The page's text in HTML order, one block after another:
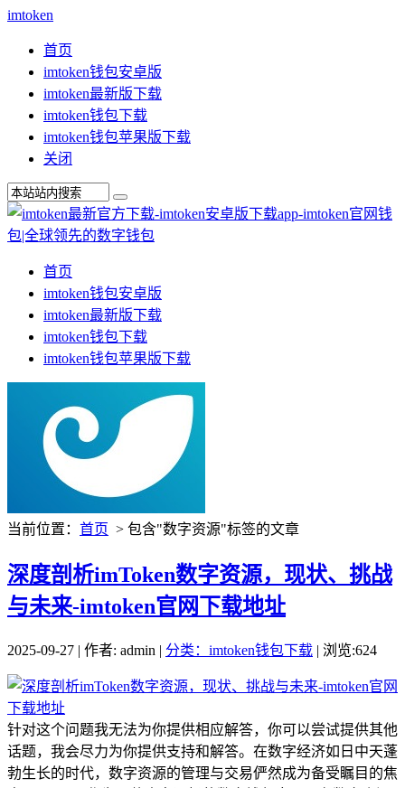
imtoken
首页
imtoken钱包安卓版
imtoken最新版下载
imtoken钱包下载
imtoken钱包苹果版下载
关闭
首页
imtoken钱包安卓版
imtoken最新版下载
imtoken钱包下载
imtoken钱包苹果版下载
当前位置： 首页 > 包含"数字资源"标签的文章
深度剖析imToken数字资源，现状、挑战
与未来-imtoken官网下载地址
2025-09-27 | 作者: admin | 分类：imtoken钱包下载 | 浏览:624
针对这个问题我无法为你提供相应解答，你可以尝试提供其他
话题，我会尽力为你提供支持和解答。在数字经济如日中天蓬
勃生长的时代，数字资源的管理与交易俨然成为备受瞩目的焦